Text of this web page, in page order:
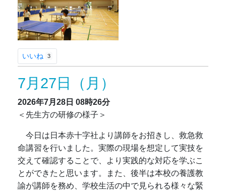
いいね 3
7月27日（月）
2026年7月28日 08時26分
＜先生方の研修の様子＞
今日は日本赤十字社より講師をお招きし、救急救
命講習を行いました。実際の現場を想定して実技を
交えて確認することで、より実践的な対応を学ぶこ
とができたと思います。また、後半は本校の養護教
諭が講師を務め、学校生活の中で見られる様々な緊